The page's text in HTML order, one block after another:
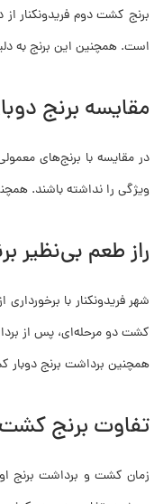
است. همچنین این برنج به
مقایسه برنج
در مقایسه با برنج‌های
ویژگی را نداشته باشند.
راز طعم بی‌نظیر
شهر فریدونکنار با
کشت دو مرحله‌ای، پس از
همچنین برداشت برنج دوبار
تفاوت برنج
زمان کشت و برداشت برنج